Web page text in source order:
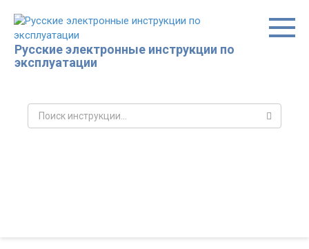
контенту
Русские электронные инструкции по
эксплуатации
Поиск: